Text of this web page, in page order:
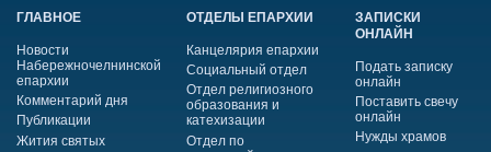
ГЛАВНОЕ
Новости
Набережночелнинской
епархии
Комментарий дня
Публикации
Жития святых
ОТДЕЛЫ ЕПАРХИИ
Канцелярия епархии
Социальный отдел
Отдел религиозного
образования и
катехизации
Отдел по
ЗАПИСКИ
ОНЛАЙН
Подать записку
онлайн
Поставить свечу
онлайн
Нужды храмов